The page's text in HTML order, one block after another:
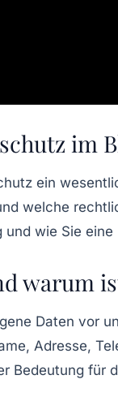
im
ein
welche
und wie Sie eine
warum
Daten vor
Adresse,
Bedeutung für